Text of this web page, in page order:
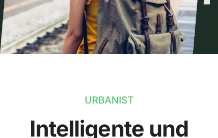
URBANIST
Intelligente und